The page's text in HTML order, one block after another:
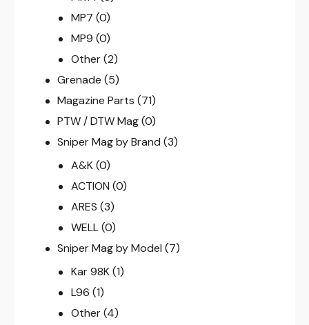
MP7 (0)
MP9 (0)
Other (2)
Grenade (5)
Magazine Parts (71)
PTW / DTW Mag (0)
Sniper Mag by Brand (3)
A&K (0)
ACTION (0)
ARES (3)
WELL (0)
Sniper Mag by Model (7)
Kar 98K (1)
L96 (1)
Other (4)